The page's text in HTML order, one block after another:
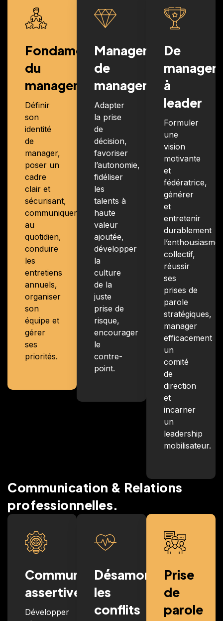
Fondamentaux
du
management
Définir
son
identité
de
manager,
poser un
cadre
clair et
sécurisant,
communiquer
au
quotidien,
conduire
les
entretiens
annuels,
organiser
son
équipe et
gérer
ses
priorités.
Management
de
managers
Adapter
la prise
de
décision,
favoriser
l’autonomie,
fidéliser
les
talents à
haute
valeur
ajoutée,
développer
la
culture
de la
juste
prise de
risque,
encourager
le
contre-
point.
De
manager
à
leader
Formuler
une
vision
motivante
et
fédératrice,
générer
et
entretenir
durablement
l’enthousiasme
collectif,
réussir
ses
prises de
parole
stratégiques,
manager
efficacement
un
comité
de
direction
et
incarner
un
leadership
mobilisateur.
Communication & Relations
professionnelles.
Communication
assertive
Développer
Désamorcer
les
conflits
Prise
de
parole